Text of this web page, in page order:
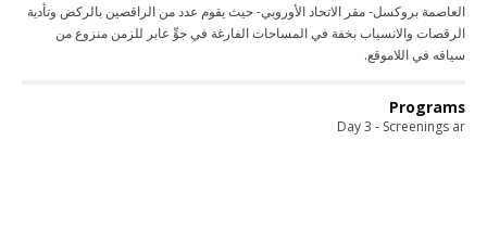
العاصمة بروكسل- مقر الاتحاد الأوروبي- حيث يقوم عدد من الراقصين بالركض وتأدية
الرقصات والانسياب بخفة في المساحات الفارغة في جوٍّ عابر للزمن منزوع من
سياقه في اللاموقع.
Programs
Day 3 - Screenings ar